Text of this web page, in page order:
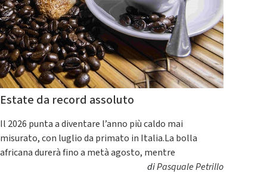
Estate da record assoluto
Il 2026 punta a diventare l’anno più caldo mai
misurato, con luglio da primato in Italia.La bolla
africana durerà fino a metà agosto, mentre
diPasquale Petrillo